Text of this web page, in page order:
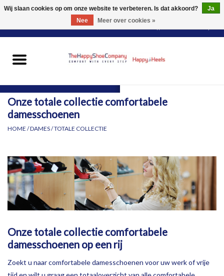
0 Artikelen - €0,00
HEREN
PANTY'S
VOOR WIE?
MERKEN
OPHALEN
Onze totale collectie comfortabele
damesschoenen
HOME /DAMES/TOTALE COLLECTIE
Onze totale collectie comfortabele
damesschoenen op een rij
Zoekt u naar comfortabele damesschoenen voor uw werk of vrije
Wij slaan cookies op om onze website te verbeteren. Is dat akkoord?
Ja
Nee
Meer over cookies »